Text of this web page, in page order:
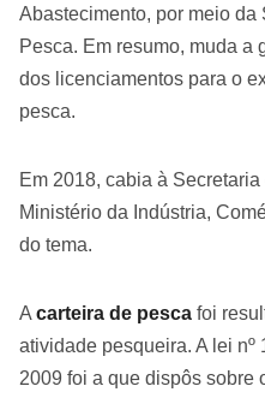
Abastecimento, por meio
Pesca. Em resumo, muda a
dos licenciamentos para o
pesca.
Em 2018, cabia à
Ministério da Indústria,
do tema.
A carteira de pesca foi
atividade pesqueira. A lei nº
2009 foi a que dispôs sobre